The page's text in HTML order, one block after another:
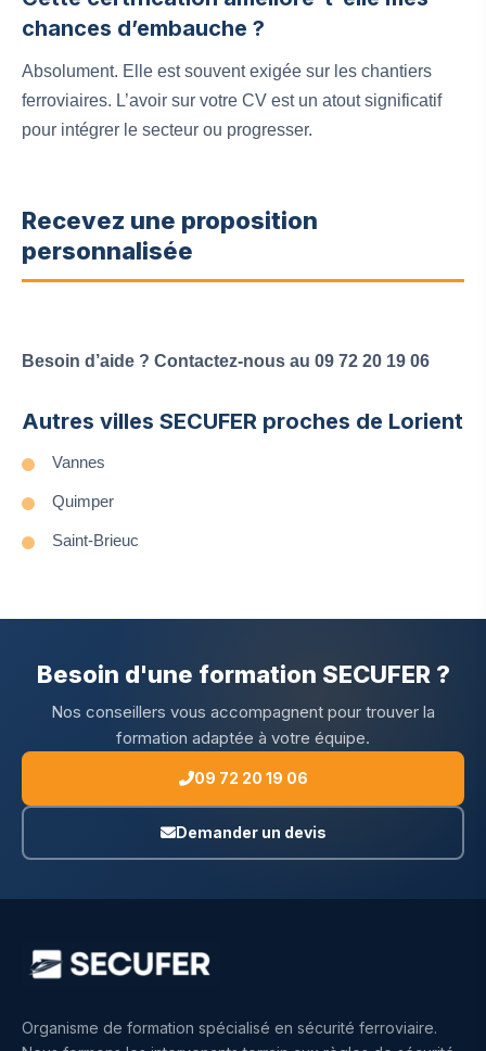
chances d’embauche ?
Absolument. Elle est souvent exigée sur les chantiers
ferroviaires. L’avoir sur votre CV est un atout significatif
pour intégrer le secteur ou progresser.
Recevez une proposition
personnalisée
Besoin d’aide ? Contactez-nous au 09 72 20 19 06
Autres villes SECUFER proches de Lorient
Vannes
Quimper
Saint-Brieuc
Besoin d'une formation SECUFER ?
Nos conseillers vous accompagnent pour trouver la
formation adaptée à votre équipe.
09 72 20 19 06
Demander un devis
Organisme de formation spécialisé en sécurité ferroviaire.